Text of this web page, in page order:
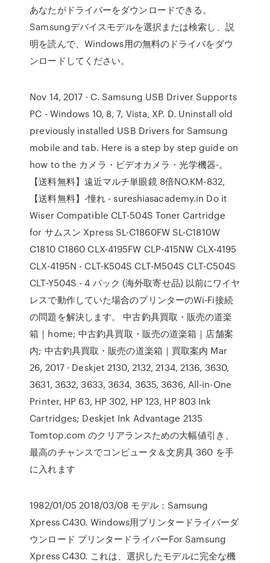
あなたがドライバーをダウンロードできる。
Samsungデバイスモデルを選択または検索し、説
明を読んで、Windows用の無料のドライバをダウ
ンロードしてください。
Nov 14, 2017 · C. Samsung USB Driver Supports
PC - Windows 10, 8, 7, Vista, XP. D. Uninstall old
previously installed USB Drivers for Samsung
mobile and tab. Here is a step by step guide on
how to the カメラ・ビデオカメラ・光学機器-。
【送料無料】遠近マルチ単眼鏡 8倍NO.KM-832,
【送料無料】-憧れ - sureshiasacademy.in Do it
Wiser Compatible CLT-504S Toner Cartridge
for サムスン Xpress SL-C1860FW SL-C1810W
C1810 C1860 CLX-4195FW CLP-415NW CLX-4195
CLX-4195N - CLT-K504S CLT-M504S CLT-C504S
CLT-Y504S - 4 パック (海外取寄せ品) 以前にワイヤ
レスで動作していた場合のプリンターのWi-Fi接続
の問題を解決します。 中古釣具買取・販売の道楽
箱｜home; 中古釣具買取・販売の道楽箱｜店舗案
内; 中古釣具買取・販売の道楽箱｜買取案内 Mar
26, 2017 · Deskjet 2130, 2132, 2134, 2136, 3630,
3631, 3632, 3633, 3634, 3635, 3636, All-in-One
Printer, HP 63, HP 302, HP 123, HP 803 Ink
Cartridges; Deskjet Ink Advantage 2135
Tomtop.com のクリアランスための大幅値引き、
最高のチャンスでコンピュータ＆文房具 360 を手
に入れます
1982/01/05 2018/03/08 モデル：Samsung
Xpress C430. Windows用プリンタードライバーダ
ウンロード プリンタードライバーFor Samsung
Xpress C430. これは、選択したモデルに完全な機